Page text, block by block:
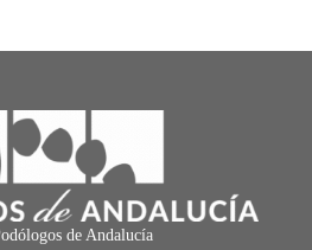
de Andalucía